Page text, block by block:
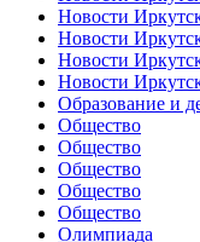
Новости
Новости
Новости
Новости
Образование и
Общество
Общество
Общество
Общество
Общество
Олимпиада